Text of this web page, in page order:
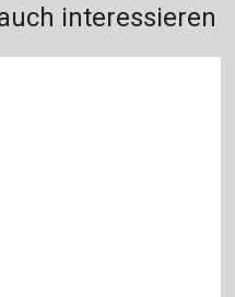
interessieren